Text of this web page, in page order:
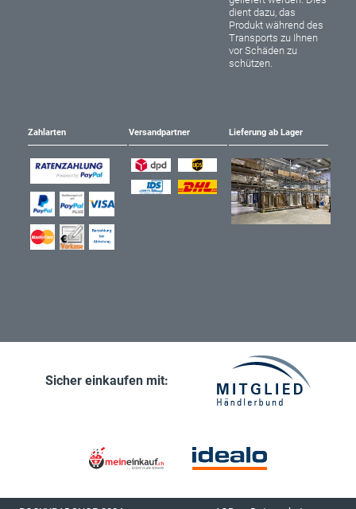
dient dazu, das
Produkt während des
Transports zu Ihnen
vor Schäden zu
schützen.
Zahlarten Versandpartner Lieferung ab Lager
Sicher einkaufen mit: